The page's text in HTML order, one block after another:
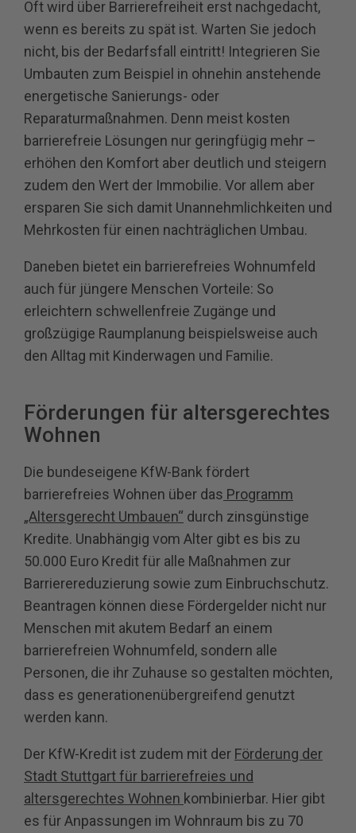
Oft wird über Barrierefreiheit erst nachgedacht,
wenn es bereits zu spät ist. Warten Sie jedoch
nicht, bis der Bedarfsfall eintritt! Integrieren Sie
Umbauten zum Beispiel in ohnehin anstehende
energetische Sanierungs- oder
Reparaturmaßnahmen. Denn meist kosten
barrierefreie Lösungen nur geringfügig mehr –
erhöhen den Komfort aber deutlich und steigern
zudem den Wert der Immobilie. Vor allem aber
ersparen Sie sich damit Unannehmlichkeiten und
Mehrkosten für einen nachträglichen Umbau.
Daneben bietet ein barrierefreies Wohnumfeld
auch für jüngere Menschen Vorteile: So
erleichtern schwellenfreie Zugänge und
großzügige Raumplanung beispielsweise auch
den Alltag mit Kinderwagen und Familie.
Förderungen für altersgerechtes
Wohnen
Die bundeseigene KfW-Bank fördert
barrierefreies Wohnen über das Programm
„Altersgerecht Umbauen“ durch zinsgünstige
Kredite. Unabhängig vom Alter gibt es bis zu
50.000 Euro Kredit für alle Maßnahmen zur
Barrierereduzierung sowie zum Einbruchschutz.
Beantragen können diese Fördergelder nicht nur
Menschen mit akutem Bedarf an einem
barrierefreien Wohnumfeld, sondern alle
Personen, die ihr Zuhause so gestalten möchten,
dass es generationenübergreifend genutzt
werden kann.
Der KfW-Kredit ist zudem mit der Förderung der
Stadt Stuttgart für barrierefreies und
altersgerechtes Wohnen kombinierbar. Hier gibt
es für Anpassungen im Wohnraum bis zu 70